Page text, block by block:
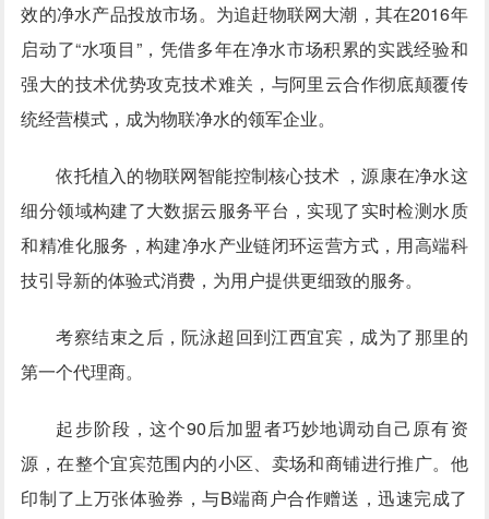
效的净水产品投放市场。为追赶物联网大潮，其在2016年
启动了“水项目”，凭借多年在净水市场积累的实践经验和
强大的技术优势攻克技术难关，与阿里云合作彻底颠覆传
统经营模式，成为物联净水的领军企业。
依托植入的物联网智能控制核心技术 ，源康在净水这
细分领域构建了大数据云服务平台，实现了实时检测水质
和精准化服务，构建净水产业链闭环运营方式，用高端科
技引导新的体验式消费，为用户提供更细致的服务。
考察结束之后，阮泳超回到江西宜宾，成为了那里的
第一个代理商。
起步阶段，这个90后加盟者巧妙地调动自己原有资
源，在整个宜宾范围内的小区、卖场和商铺进行推广。他
印制了上万张体验券，与B端商户合作赠送，迅速完成了